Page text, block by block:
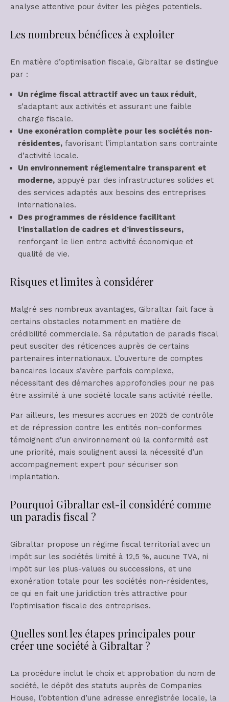
analyse attentive pour éviter les pièges potentiels.
Les nombreux bénéfices à exploiter
En matière d’optimisation fiscale, Gibraltar se distingue
par :
Un régime fiscal attractif avec un taux réduit,
s’adaptant aux activités et assurant une faible
charge fiscale.
Une exonération complète pour les sociétés non-
résidentes, favorisant l’implantation sans contrainte
d’activité locale.
Un environnement réglementaire transparent et
moderne, appuyé par des infrastructures solides et
des services adaptés aux besoins des entreprises
internationales.
Des programmes de résidence facilitant
l’installation de cadres et d’investisseurs,
renforçant le lien entre activité économique et
qualité de vie.
Risques et limites à considérer
Malgré ses nombreux avantages, Gibraltar fait face à
certains obstacles notamment en matière de
crédibilité commerciale. Sa réputation de paradis fiscal
peut susciter des réticences auprès de certains
partenaires internationaux. L’ouverture de comptes
bancaires locaux s’avère parfois complexe,
nécessitant des démarches approfondies pour ne pas
être assimilé à une société locale sans activité réelle.
Par ailleurs, les mesures accrues en 2025 de contrôle
et de répression contre les entités non-conformes
témoignent d’un environnement où la conformité est
une priorité, mais soulignent aussi la nécessité d’un
accompagnement expert pour sécuriser son
implantation.
Pourquoi Gibraltar est-il considéré comme
un paradis fiscal ?
Gibraltar propose un régime fiscal territorial avec un
impôt sur les sociétés limité à 12,5 %, aucune TVA, ni
impôt sur les plus-values ou successions, et une
exonération totale pour les sociétés non-résidentes,
ce qui en fait une juridiction très attractive pour
l’optimisation fiscale des entreprises.
Quelles sont les étapes principales pour
créer une société à Gibraltar ?
La procédure inclut le choix et approbation du nom de
société, le dépôt des statuts auprès de Companies
House, l’obtention d’une adresse enregistrée locale, la